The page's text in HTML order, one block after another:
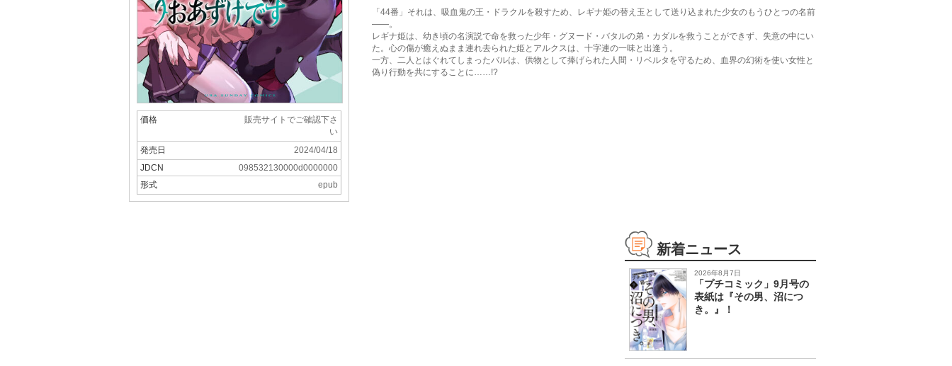
価格
販売サイトでご確認下さ
い
発売日
2024/04/18
JDCN
098532130000d0000000
形式
epub
「44番」それは、吸血鬼の王・ドラクルを殺すため、レギナ姫の替え玉として送り込まれた少女のもうひとつの名前
――。
レギナ姫は、幼き頃の名演説で命を救った少年・グヌード・バタルの弟・カダルを救うことができず、失意の中にい
た。心の傷が癒えぬまま連れ去られた姫とアルクスは、十字連の一味と出逢う。
一方、二人とはぐれてしまったバルは、供物として捧げられた人間・リベルタを守るため、血界の幻術を使い女性と
偽り行動を共にすることに……!?
新着ニュース
2026年8月7日
「プチコミック」9月号の
表紙は『その男、沼につ
き。』！